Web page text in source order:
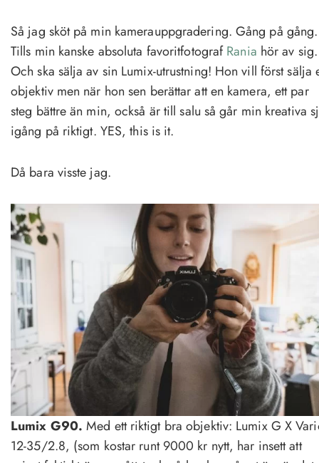
Så jag sköt på min kamerauppgradering. Gång på gång.
Tills min kanske absoluta favoritfotografRania hör av sig.
Och ska sälja av sin Lumix-utrustning! Hon vill först sälja
objektiv men när hon sen berättar att en kamera, ett par
steg bättre än min, också är till salu så går min kreativa
igång på riktigt. YES, this is it.
Då bara visste jag.
Lumix G90. Med ett riktigt bra objektiv: Lumix G X
12-35/2.8, (som kostar runt 9000 kr nytt, har insett att